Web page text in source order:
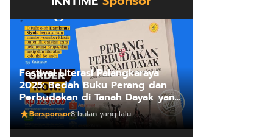
Festival Literasi Palangkaraya
2025: Bedah Buku Perang dan
Perbudakan di Tanah Dayak yang
Mengungkap Kebenaran Fakta
Sejarah
Bersponsor8 bulan yang lalu